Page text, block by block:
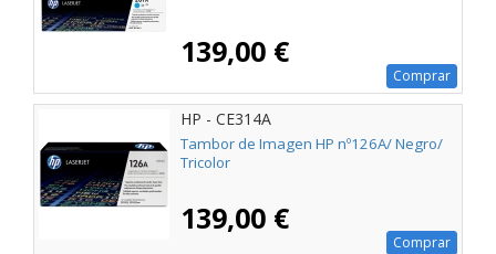
139,00 €
Comprar
HP - CE314A
Tambor de Imagen HP nº126A/ Negro/
Tricolor
139,00 €
Comprar